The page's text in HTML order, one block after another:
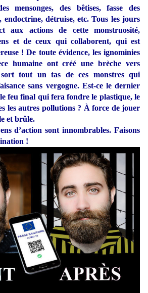
mensonges, des bêtises, fasse des
endoctrine, détruise, etc. Tous les jours
aux actions de cette monstruosité,
et de ceux qui collaborent, qui est
! De toute évidence, les ignominies
humaine ont créé une brèche vers
tout un tas de ces monstres qui
sans vergogne. Est-ce le dernier
feu final qui fera fondre le plastique, le
les autres pollutions ? À force de jouer
et brûle.
d’action sont innombrables. Faisons
!